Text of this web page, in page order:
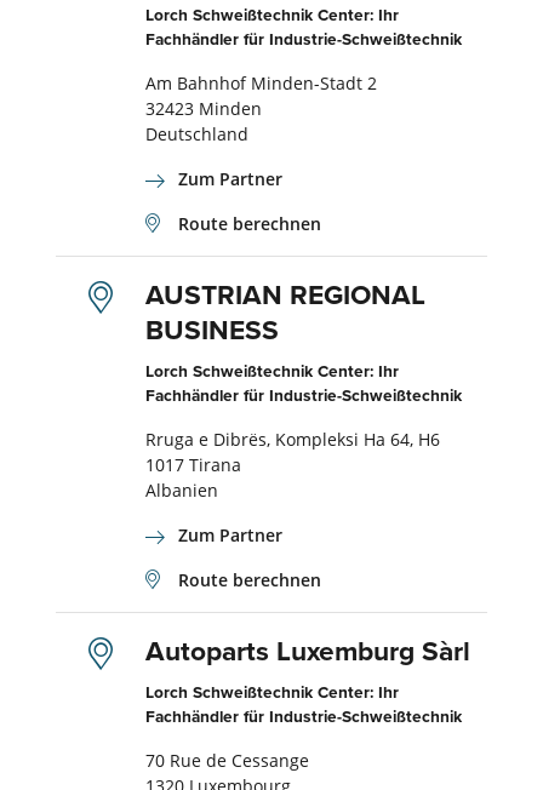
Lorch Schweißtechnik Center: Ihr
Fachhändler für Industrie-Schweißtechnik
Am Bahnhof Minden-Stadt 2
32423 Minden
Deutschland
Zum Partner
Route berechnen
AUSTRIAN REGIONAL
BUSINESS
Lorch Schweißtechnik Center: Ihr
Fachhändler für Industrie-Schweißtechnik
Rruga e Dibrës, Kompleksi Ha 64, H6
1017 Tirana
Albanien
Zum Partner
Route berechnen
Autoparts Luxemburg Sàrl
Lorch Schweißtechnik Center: Ihr
Fachhändler für Industrie-Schweißtechnik
70 Rue de Cessange